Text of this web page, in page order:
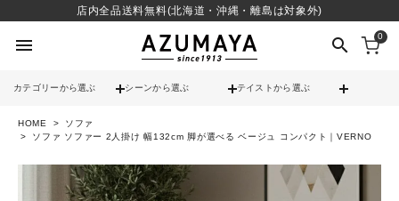
店内全品送料無料(北海道・沖縄・離島は対象外)
menu search 0
カテゴリーから選ぶ シーンから選ぶ テイストから選ぶ
check 送料無料
12時までのご注文で当日出荷
※営業日(平日)に限る
HOME
ソファ
ソファ ソファー 2人掛け 幅132cm 脚が選べる ベージュ コンパクト｜VERNO